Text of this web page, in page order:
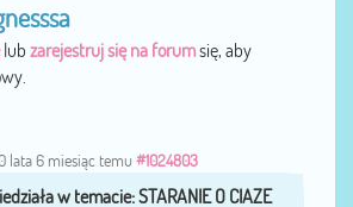
lub zarejestruj się na forumsię, aby
lata 6 miesiąc temu #1024803
przezanoda89